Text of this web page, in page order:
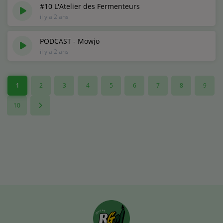
#10 L'Atelier des Fermenteurs
il y a 2 ans
PODCAST - Mowjo
il y a 2 ans
1 2 3 4 5 6 7 8 9
10